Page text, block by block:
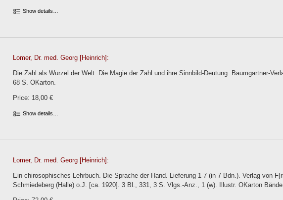
Show details…
Lomer, Dr. med. Georg [Heinrich]:
Die Zahl als Wurzel der Welt. Die Magie der Zahl und ihre Sinnbild-Deutung. Baumgartner-
68 S. OKarton.
Price: 18,00 €
Show details…
Lomer, Dr. med. Georg [Heinrich]:
Ein chirosophisches Lehrbuch. Die Sprache der Hand. Lieferung 1-7 (in 7 Bdn.). Verlag von
Schmiedeberg (Halle) o.J. [ca. 1920]. 3 Bl., 331, 3 S. Vlgs.-Anz., 1 (w). Illustr. OKarton